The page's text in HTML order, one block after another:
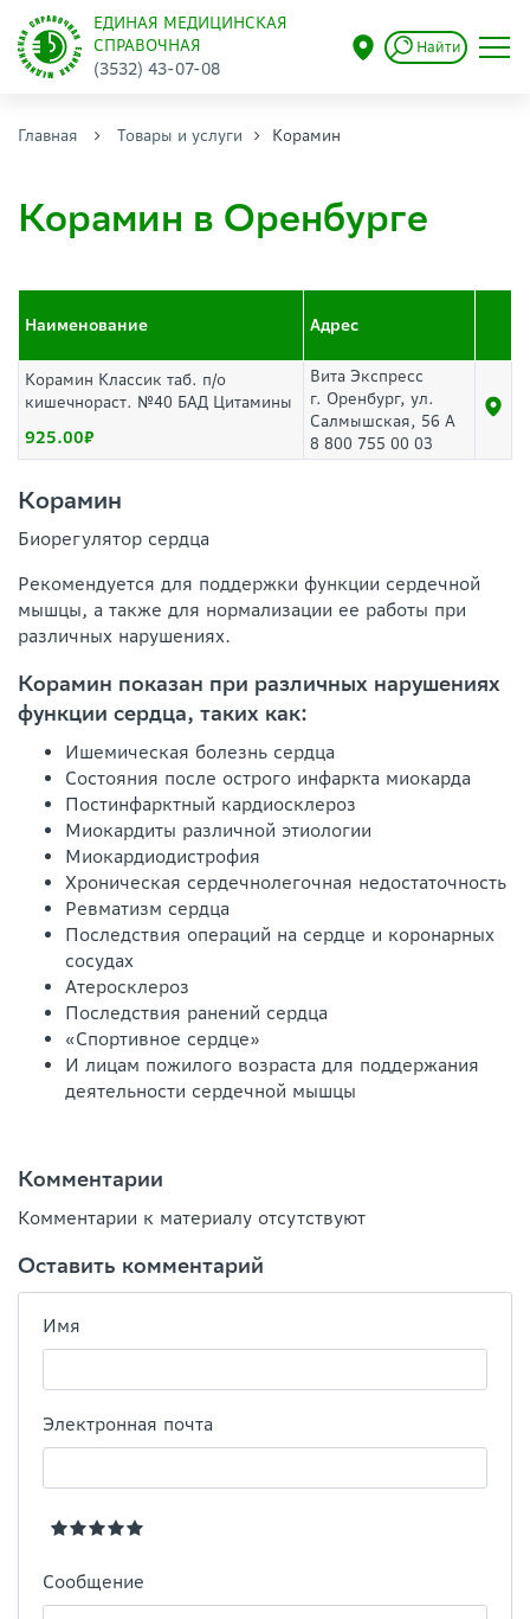
ЕДИНАЯ МЕДИЦИНСКАЯ
СПРАВОЧНАЯ
(3532) 43-07-08
Найти
Главная Товары и услуги Корамин
Корамин в Оренбурге
Наименование Адрес
Корамин Классик таб. п/о
кишечнораст. №40 БАД Цитамины
925.00
Вита Экспресс
г. Оренбург, ул.
Салмышская, 56 А
8 800 755 00 03
Корамин
Биорегулятор сердца
Рекомендуется для поддержки функции сердечной
мышцы, а также для нормализации ее работы при
различных нарушениях.
Корамин показан при различных нарушениях
функции сердца, таких как:
Ишемическая болезнь сердца
Состояния после острого инфаркта миокарда
Постинфарктный кардиосклероз
Миокардиты различной этиологии
Миокардиодистрофия
Хроническая сердечнолегочная недостаточность
Ревматизм сердца
Последствия операций на сердце и коронарных
сосудах
Атеросклероз
Последствия ранений сердца
«Спортивное сердце»
И лицам пожилого возраста для поддержания
деятельности сердечной мышцы
Комментарии
Комментарии к материалу отсутствуют
Оставить комментарий
Имя
Электронная почта
Сообщение